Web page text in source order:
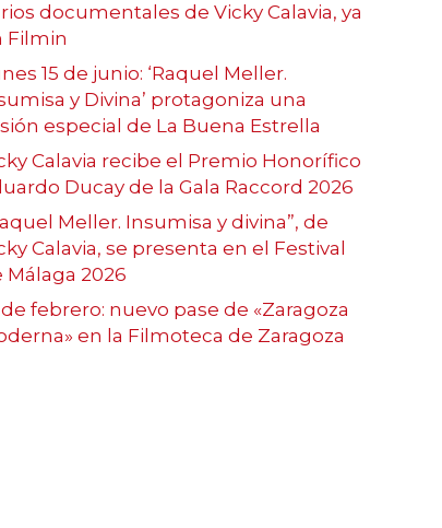
documentales de Vicky Calavia, ya
Filmin
15 de junio: ‘Raquel Meller.
y Divina’ protagoniza una
especial de La Buena Estrella
Calavia recibe el Premio Honorífico
Ducay de la Gala Raccord 2026
Meller. Insumisa y divina”, de
Calavia, se presenta en el Festival
Málaga 2026
de febrero: nuevo pase de «Zaragoza
en la Filmoteca de Zaragoza